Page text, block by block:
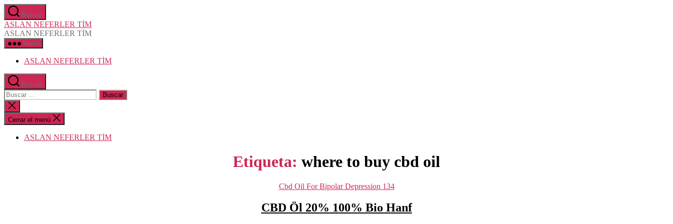
Saltar
al
contenido
Buscar
ASLAN NEFERLER TİM
ASLAN NEFERLER TİM
Menú
ASLAN NEFERLER TİM
Buscar
Buscar:
Cerrar
la
búsqueda
Cerrar el menú
ASLAN NEFERLER TİM
Etiqueta: where to buy cbd oil
Categorías
Cbd Oil For Bipolar Depression 134
CBD Öl 20% 100% Bio Hanf